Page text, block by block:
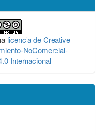
licencia de Creative
NoComercial-
Internacional